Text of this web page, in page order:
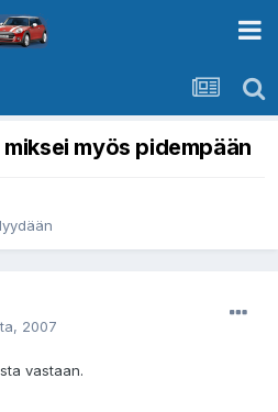
myös pidempään
2007
vastaan.